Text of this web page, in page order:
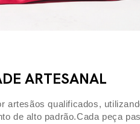
ARTESANAL
artesãos qualificados,
de alto padrão.Cada peça